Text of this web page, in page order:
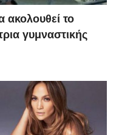
ακολουθεί το
γυμναστικής